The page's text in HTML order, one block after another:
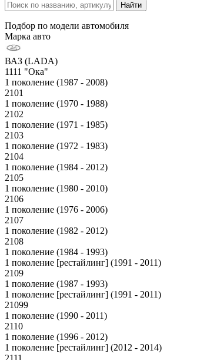
Подбор по модели автомобиля
Марка авто
ВАЗ (LADA)
1111 "Ока"
1 поколение (1987 - 2008)
2101
1 поколение (1970 - 1988)
2102
1 поколение (1971 - 1985)
2103
1 поколение (1972 - 1983)
2104
1 поколение (1984 - 2012)
2105
1 поколение (1980 - 2010)
2106
1 поколение (1976 - 2006)
2107
1 поколение (1982 - 2012)
2108
1 поколение (1984 - 1993)
1 поколение [рестайлинг] (1991 - 2011)
2109
1 поколение (1987 - 1993)
1 поколение [рестайлинг] (1991 - 2011)
21099
1 поколение (1990 - 2011)
2110
1 поколение (1996 - 2012)
1 поколение [рестайлинг] (2012 - 2014)
2111